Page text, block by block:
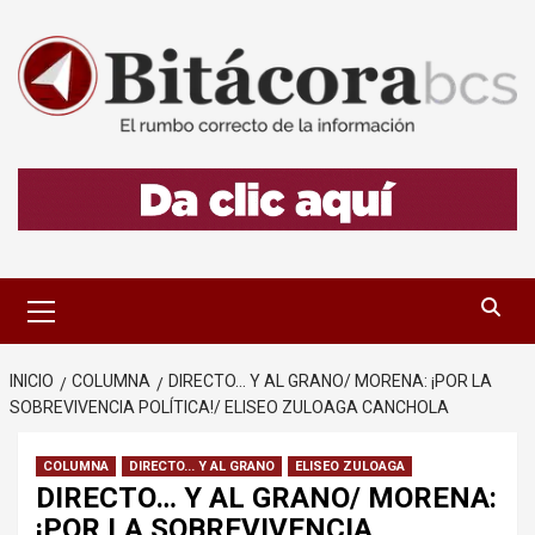
contenido
primario
INICIO COLUMNA
DIRECTO… Y AL GRANO/ MORENA: ¡POR LA
SOBREVIVENCIA POLÍTICA!/ ELISEO ZULOAGA CANCHOLA
COLUMNA DIRECTO... Y AL GRANO ELISEO ZULOAGA
DIRECTO… Y AL GRANO/ MORENA: